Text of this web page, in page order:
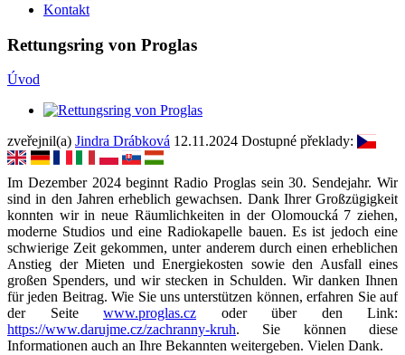
Kontakt
Rettungsring von Proglas
Úvod
zveřejnil(a) Jindra Drábková 12.11.2024 Dostupné překlady:
Im Dezember 2024 beginnt Radio Proglas sein 30. Sendejahr. Wir
sind in den Jahren erheblich gewachsen. Dank Ihrer Großzügigkeit
konnten wir in neue Räumlichkeiten in der Olomoucká 7 ziehen,
moderne Studios und eine Radiokapelle bauen. Es ist jedoch eine
schwierige Zeit gekommen, unter anderem durch einen erheblichen
Anstieg der Mieten und Energiekosten sowie den Ausfall eines
großen Spenders, und wir stecken in Schulden. Wir danken Ihnen
für jeden Beitrag. Wie Sie uns unterstützen können, erfahren Sie auf
der Seite www.proglas.cz oder über den Link:
https://www.darujme.cz/zachranny-kruh. Sie können diese
Informationen auch an Ihre Bekannten weitergeben. Vielen Dank.